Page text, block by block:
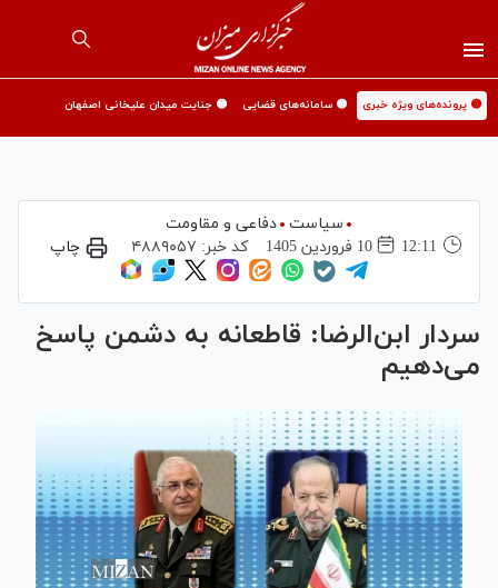
🟡 پرونده‌های ویژه خبری 🟡 سامانه‌های قضایی 🟡 جنایت میدان علیخانی اصفهان
سیاست
دفاعی و مقاومت
12:11
10 فروردين 1405 کد خبر: ۴۸۸۹۰۵۷ چاپ
سردار ابن‌الرضا: قاطعانه به دشمن پاسخ
می‌دهیم